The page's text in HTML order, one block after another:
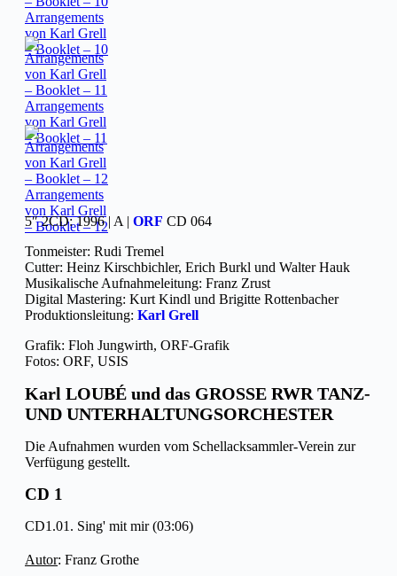
Arrangements
von Karl Grell
– Booklet – 10
Arrangements
von Karl Grell
– Booklet – 11
Arrangements
von Karl Grell
– Booklet – 12
5″ 2CD: 1996 | A | ORF CD 064
Tonmeister: Rudi Tremel
Cutter: Heinz Kirschbichler, Erich Burkl und Walter Hauk
Musikalische Aufnahmeleitung: Franz Zrust
Digital Mastering: Kurt Kindl und Brigitte Rottenbacher
Produktionsleitung: Karl Grell
Grafik: Floh Jungwirth, ORF-Grafik
Fotos: ORF, USIS
Karl LOUBÉ und das GROSSE RWR TANZ-
UND UNTERHALTUNGSORCHESTER
Die Aufnahmen wurden vom Schellacksammler-Verein zur
Verfügung gestellt.
CD 1
CD1.01. Sing' mit mir (03:06)
Autor: Franz Grothe